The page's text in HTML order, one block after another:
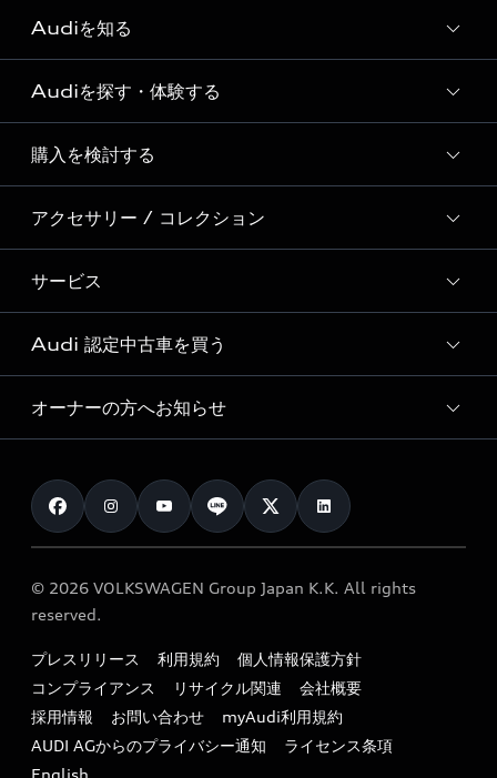
Audiを知る
Audi ブランド
Story of Progress
Audi Sport
Formula 1®
デジタルサービス
Audiを探す・体験する
ディーラー検索
新車在庫検索
試乗車・展示車検索
見積り依頼
試乗予約
購入を検討する
モデル一覧
特別仕様モデル / 限定モデル
e-tronラインアップ
価格シミュレーション
車両比較
カタログ一覧
アクセサリー / コレクション
純正アクセサリー
オンラインショップ
Audi collection
アウディナビアプリ
サービス
サービス入庫予約
サービスプログラム
メンテナンス
車検 / 定期点検
e-tronアフターサポート
myAudi
Audi 認定中古車を買う
Audi認定中古車
クオリティ
保証
メンテナンス
ファイナンス
キャンペーン / イベント
買取査定
オーナーの方へお知らせ
お知らせ
オーナー様向けキャンペーン
特定整備適用車一覧
リサイクル法
よくある質問（FAQ）
© 2026 VOLKSWAGEN Group Japan K.K. All rights
reserved.
プレスリリース 利用規約
個人情報保護方針
コンプライアンス
リサイクル関連
会社概要
採用情報
お問い合わせ
myAudi利用規約
AUDI AGからのプライバシー通知
ライセンス条項
English